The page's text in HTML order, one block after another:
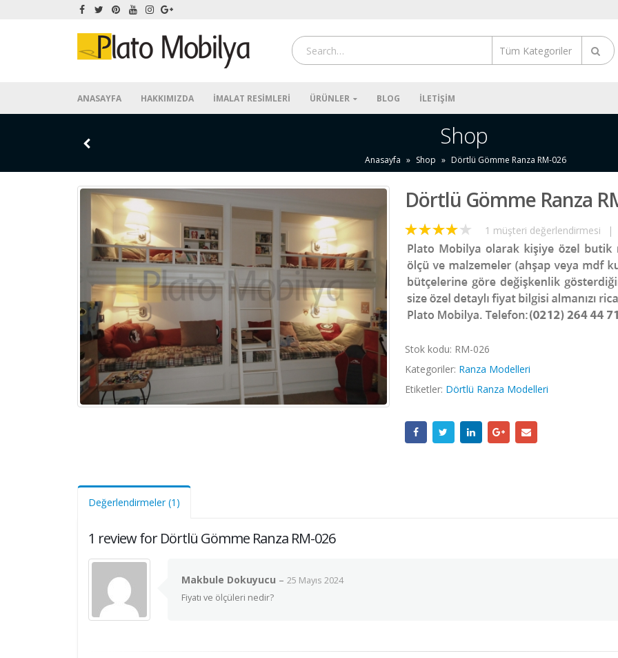
Tüm Kategoriler
ANASAYFA HAKKIMIZDA İMALAT RESIMLERI ÜRÜNLER BLOG İLETIŞIM
Shop
Anasayfa » Shop » Dörtlü Gömme Ranza RM-026
Dörtlü Gömme Ranza
4.00out
of 5
1 müşteri değerlendirmesi |
Stok kodu: RM-026
Kategoriler: Ranza Modelleri
Etiketler: Dörtlü Ranza Modelleri
Değerlendirmeler (1)
1 review for Dörtlü Gömme Ranza RM-026
Makbule Dokuyucu – 25 Mayıs 2024
Fiyatı ve ölçüleri nedir?